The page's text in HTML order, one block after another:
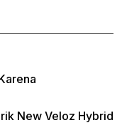
New Veloz Hybrid